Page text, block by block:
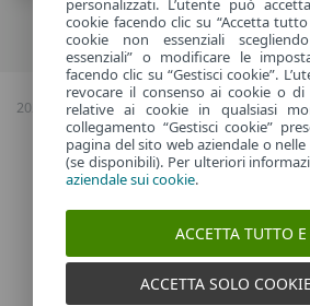
2026 Copyright © ESET, Tutti i diritti riservati |
Gestisci cookie
personalizzati. L’utente può
cookie facendo clic su “Accetta
cookie non essenziali
essenziali” o modificare le
facendo clic su “Gestisci cookie”.
revocare il consenso ai cookie o
relative ai cookie in qualsiasi
collegamento “Gestisci cookie”
pagina del sito web aziendale o
(se disponibili). Per ulteriori
aziendale sui cookie.
ACCETTA TUTTO
ACCETTA SOLO